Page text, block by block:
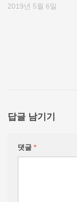
2019년 5월 6일
답글 남기기
댓글 *